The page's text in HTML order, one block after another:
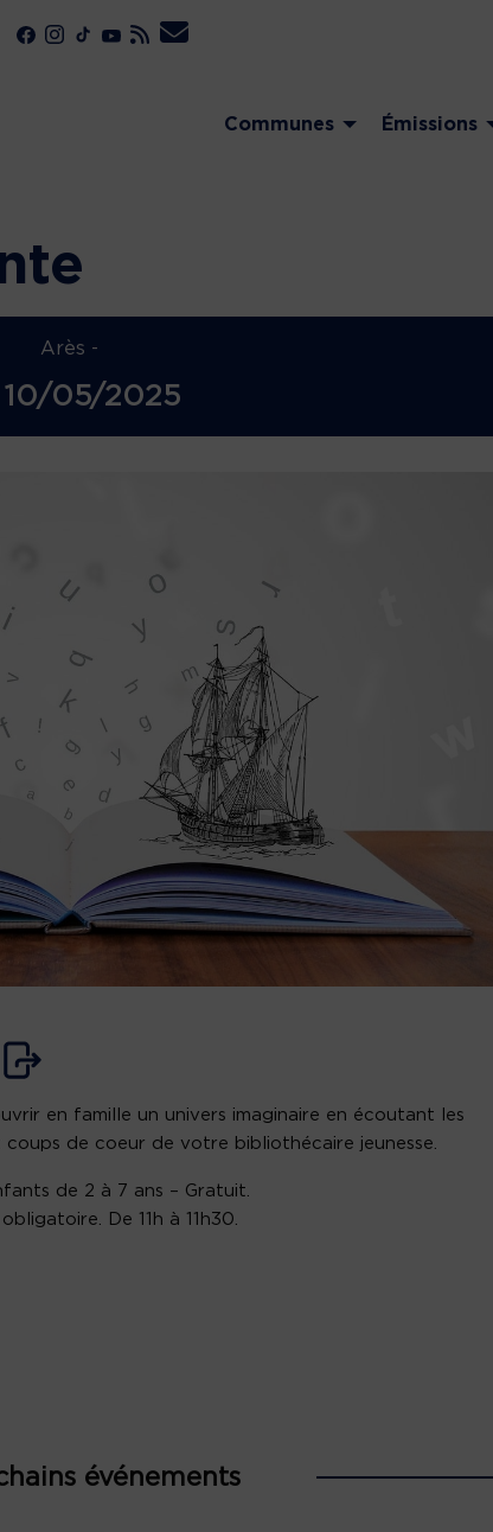
Communes Émissions
Arès -
10/05/2025
en famille un univers imaginaire en écoutant les
coups de coeur de votre bibliothécaire jeunesse.
de 2 à 7 ans – Gratuit.
De 11h à 11h30.
événements